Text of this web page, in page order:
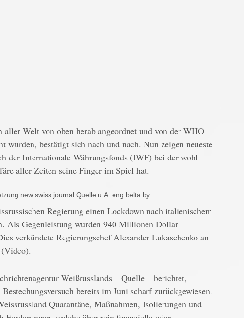
aller Welt von oben herab angeordnet und von der WHO
wurden, bestätigt sich nach und nach. Nun zeigen neueste
der Internationale Währungsfonds (IWF) bei der wohl
aller Zeiten seine Finger im Spiel hat.
new swiss journal Quelle u.A. eng.belta.by
Regierung einen Lockdown nach italienischem
Als Gegenleistung wurden 940 Millionen Dollar
verkündete Regierungschef Alexander Lukaschenko an
Weißrusslands – Quelle – berichtet,
bereits im Juni scharf zurückgewiesen.
Quarantäne, Maßnahmen, Isolierungen und